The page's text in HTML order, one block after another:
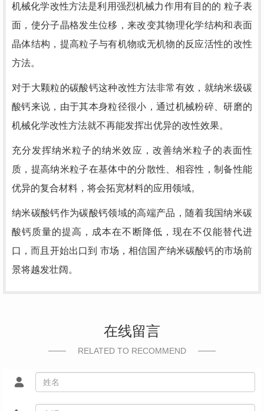
机械化学改性方法是利用强烈机械力作用有目的的 粒子表
面，使分子晶格发生位移，来改变其物理化学结构和表面
晶体结构，提高粒子与有机物或无机物的反应活性的改性
方法。
对于大颗粒的碳酸钙这种改性方法非常有效，就纳米级碳
酸钙来说，由于其本身粒径很小，通过机械粉碎、研磨的
机械化学改性方法就不再能发挥出优异的改性效果。
充分发挥纳米粒子的纳米效应，改善纳米粒子的表面性
质，提高纳米粒子在基体中的分散性、相容性，制备性能
优异的复合材料，将会拓宽材料的应用领域。
纳米碳酸钙作为碳酸钙领域的高端产品，随着我国纳米碳
酸钙质量的提高，成本在不断降低，现在不仅能替代进
口，而且开始出口到 市场，相信国产纳米碳酸钙的市场前
景将越发壮阔。
在线留言
RELATED TO RECOMMEND